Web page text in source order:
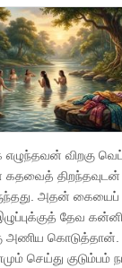
விறகு
கதவைத்
அதன் கையைப்
தேவ
அணிய
செய்து குடும்பம்